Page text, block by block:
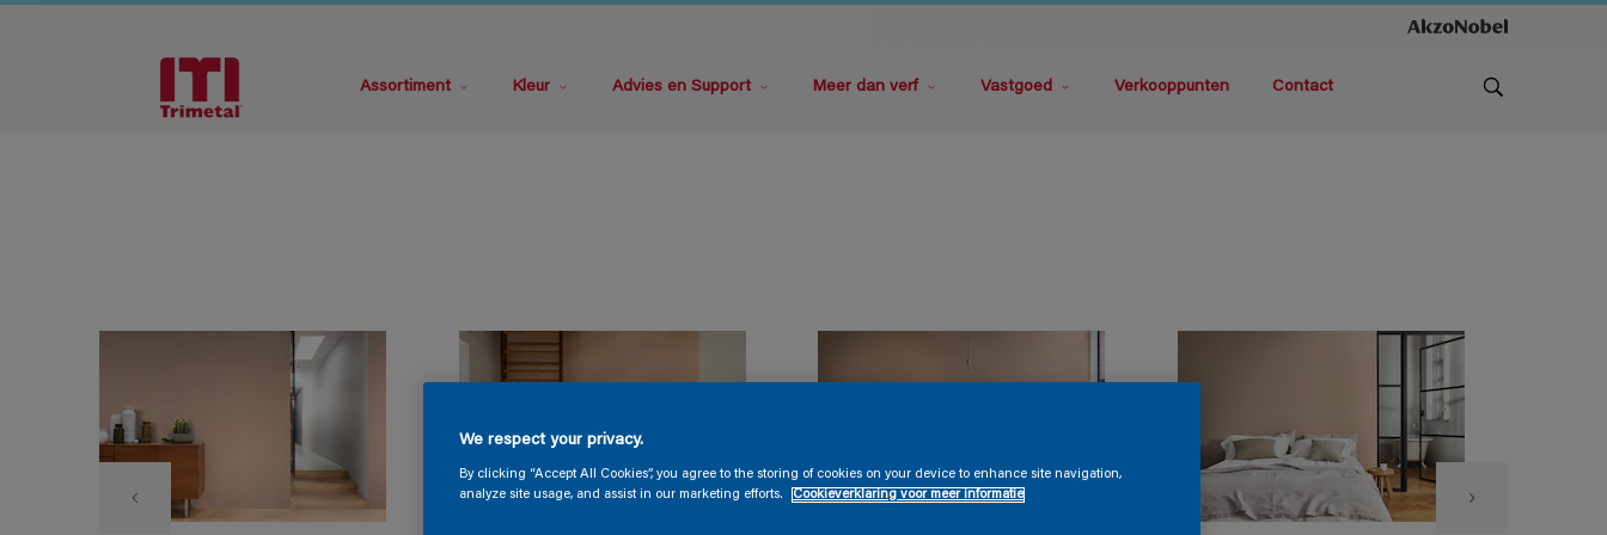
Assortiment Kleur Advies en Support Meer dan verf Vastgoed Verkooppunten Contact
We respect your privacy.
By clicking “Accept All Cookies”, you agree to the storing of cookies on your device to enhance site navigation,
analyze site usage, and assist in our marketing efforts.
Cookieverklaring voor meer informatie